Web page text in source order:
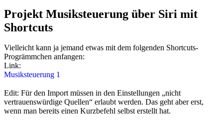
Projekt Musiksteuerung über Siri mit
Shortcuts
Vielleicht kann ja jemand etwas mit dem folgenden Shortcuts-
Progrämmchen anfangen:
Link:
Musiksteuerung 1
Edit: Für den Import müssen in den Einstellungen „nicht
vertrauenswürdige Quellen“ erlaubt werden. Das geht aber erst,
wenn man bereits einen Kurzbefehl selbst erstellt hat.